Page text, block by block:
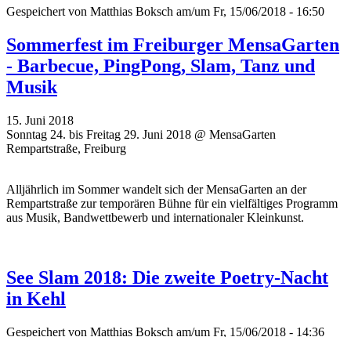
Gespeichert von Matthias Boksch am/um Fr, 15/06/2018 - 16:50
Sommerfest im Freiburger MensaGarten
- Barbecue, PingPong, Slam, Tanz und
Musik
15. Juni 2018
Sonntag 24. bis Freitag 29. Juni 2018 @ MensaGarten
Rempartstraße, Freiburg
Alljährlich im Sommer wandelt sich der MensaGarten an der
Rempartstraße zur temporären Bühne für ein vielfältiges Programm
aus Musik, Bandwettbewerb und internationaler Kleinkunst.
See Slam 2018: Die zweite Poetry-Nacht
in Kehl
Gespeichert von Matthias Boksch am/um Fr, 15/06/2018 - 14:36